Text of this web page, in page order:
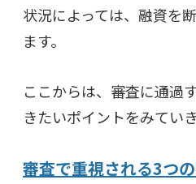
状況によっては、融資を
ます。
ここからは、審査に通過
きたいポイントをみてい
審査で重視される3つ